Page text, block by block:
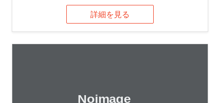
詳細を見る